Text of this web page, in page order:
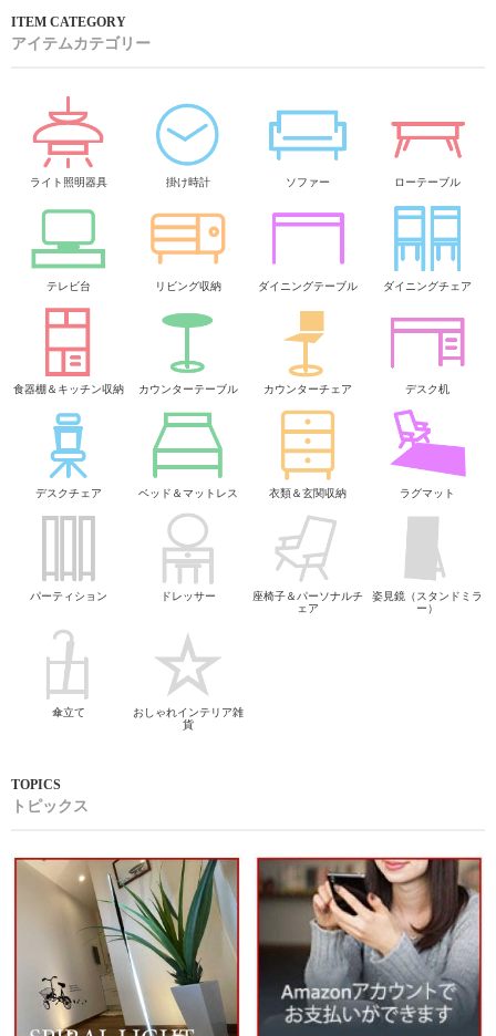
アイテムカテゴリー
ライト照明器具 掛け時計 ソファー ローテーブル
テレビ台 リビング収納 ダイニングテーブル ダイニングチェア
食器棚＆キッチン収納 カウンターテーブル カウンターチェア デスク机
デスクチェア ベッド＆マットレス 衣類＆玄関収納 ラグマット
パーティション ドレッサー
座椅子＆パーソナルチ
ェア
姿見鏡（スタンドミラ
ー）
傘立て
おしゃれインテリア雑
貨
トピックス